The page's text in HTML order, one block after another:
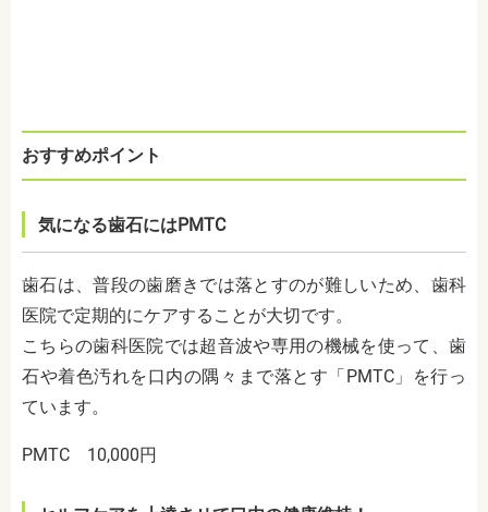
おすすめポイント
気になる歯石にはPMTC
歯石は、普段の歯磨きでは落とすのが難しいため、歯科
医院で定期的にケアすることが大切です。
こちらの歯科医院では超音波や専用の機械を使って、歯
石や着色汚れを口内の隅々まで落とす「PMTC」を行っ
ています。
PMTC 10,000円